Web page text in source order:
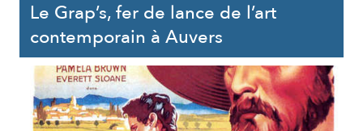
Le Grap’s, fer de lance de l’art
contemporain à Auvers